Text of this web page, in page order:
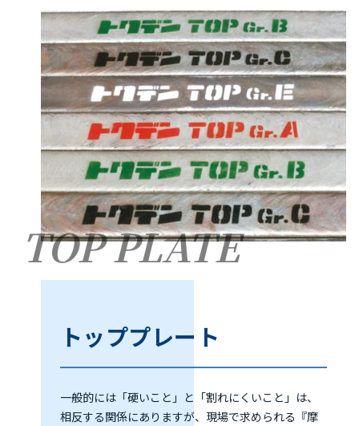
TOP PLATE
トッププレート
一般的には「硬いこと」と「割れにくいこと」は、
相反する関係にありますが、現場で求められる『摩